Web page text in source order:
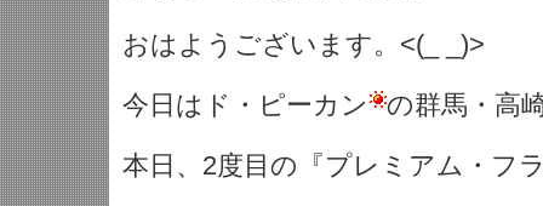
おはようございます。<(_ _)>
今日はド・ピーカン
の群馬・高
本日、2度目の『プレミアム・フ